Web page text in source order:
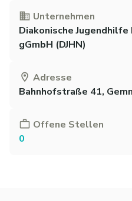
Unternehmen
Diakonische
gGmbH (DJHN)
Adresse
Bahnhofstraße 41,
Offene Stellen
0